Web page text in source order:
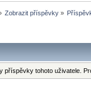
Zobrazit příspěvky»
příspěvky tohoto uživatele.